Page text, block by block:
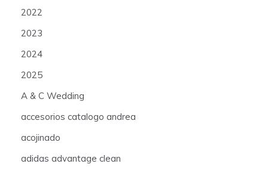
2022
2023
2024
2025
A & C Wedding
accesorios catalogo andrea
acojinado
adidas advantage clean